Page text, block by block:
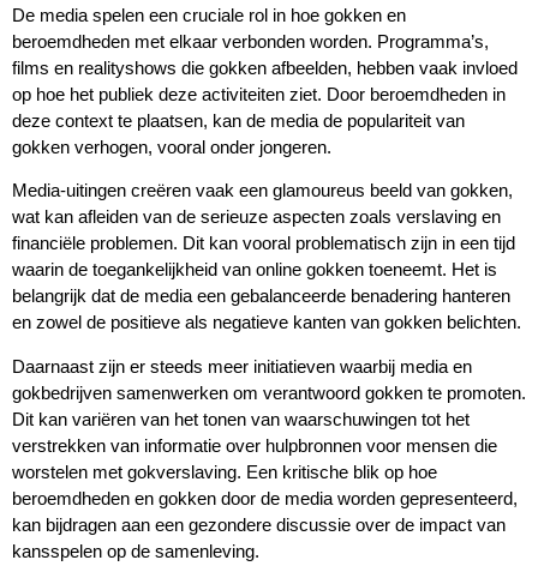
De media spelen een cruciale rol in hoe gokken en
beroemdheden met elkaar verbonden worden. Programma’s,
films en realityshows die gokken afbeelden, hebben vaak invloed
op hoe het publiek deze activiteiten ziet. Door beroemdheden in
deze context te plaatsen, kan de media de populariteit van
gokken verhogen, vooral onder jongeren.
Media-uitingen creëren vaak een glamoureus beeld van gokken,
wat kan afleiden van de serieuze aspecten zoals verslaving en
financiële problemen. Dit kan vooral problematisch zijn in een tijd
waarin de toegankelijkheid van online gokken toeneemt. Het is
belangrijk dat de media een gebalanceerde benadering hanteren
en zowel de positieve als negatieve kanten van gokken belichten.
Daarnaast zijn er steeds meer initiatieven waarbij media en
gokbedrijven samenwerken om verantwoord gokken te promoten.
Dit kan variëren van het tonen van waarschuwingen tot het
verstrekken van informatie over hulpbronnen voor mensen die
worstelen met gokverslaving. Een kritische blik op hoe
beroemdheden en gokken door de media worden gepresenteerd,
kan bijdragen aan een gezondere discussie over de impact van
kansspelen op de samenleving.